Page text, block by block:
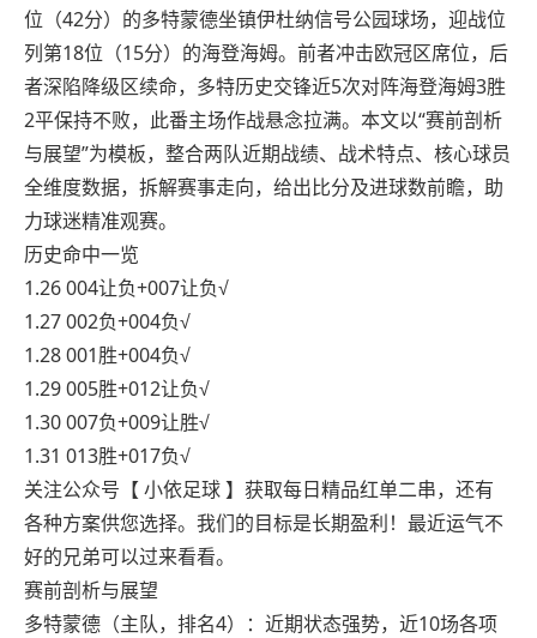
位（42分）的多特蒙德坐镇伊杜纳信号公园球场，迎战位
列第18位（15分）的海登海姆。前者冲击欧冠区席位，后
者深陷降级区续命，多特历史交锋近5次对阵海登海姆3胜
2平保持不败，此番主场作战悬念拉满。本文以“赛前剖析
与展望”为模板，整合两队近期战绩、战术特点、核心球员
全维度数据，拆解赛事走向，给出比分及进球数前瞻，助
力球迷精准观赛。
历史命中一览
1.26 004让负+007让负√
1.27 002负+004负√
1.28 001胜+004负√
1.29 005胜+012让负√
1.30 007负+009让胜√
1.31 013胜+017负√
关注公众号【 小依足球 】获取每日精品红单二串，还有
各种方案供您选择。我们的目标是长期盈利！最近运气不
好的兄弟可以过来看看。
赛前剖析与展望
多特蒙德（主队，排名4）：近期状态强势，近10场各项